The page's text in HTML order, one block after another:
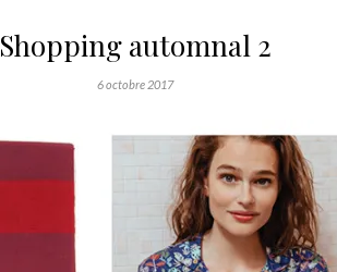
Shopping automnal 2
6 octobre 2017